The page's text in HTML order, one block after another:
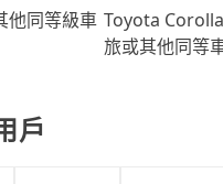
他同等級車 Toyota
旅或其他同等
戶